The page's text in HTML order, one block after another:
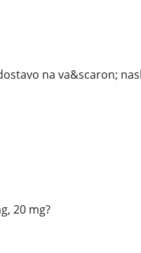
na va&scaron;
20 mg?